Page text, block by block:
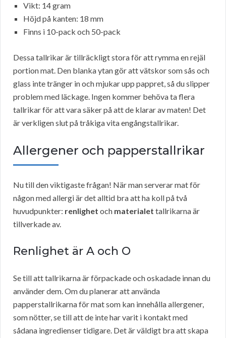
Vikt: 14 gram
Höjd på kanten: 18 mm
Finns i 10-pack och 50-pack
Dessa tallrikar är tillräckligt stora för att rymma en rejäl
portion mat. Den blanka ytan gör att vätskor som sås och
glass inte tränger in och mjukar upp pappret, så du slipper
problem med läckage. Ingen kommer behöva ta flera
tallrikar för att vara säker på att de klarar av maten! Det
är verkligen slut på tråkiga vita engångstallrikar.
Allergener och papperstallrikar
Nu till den viktigaste frågan! När man serverar mat för
någon med allergi är det alltid bra att ha koll på två
huvudpunkter: renlighet och materialet tallrikarna är
tillverkade av.
Renlighet är A och O
Se till att tallrikarna är förpackade och oskadade innan du
använder dem. Om du planerar att använda
papperstallrikarna för mat som kan innehålla allergener,
som nötter, se till att de inte har varit i kontakt med
sådana ingredienser tidigare. Det är väldigt bra att skapa